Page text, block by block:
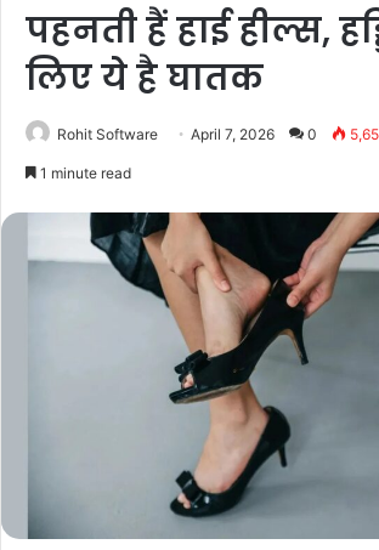
पहनती हैं हाई हील्स,
लिए ये है घातक
Rohit Software April 7, 2026 0
1 minute read